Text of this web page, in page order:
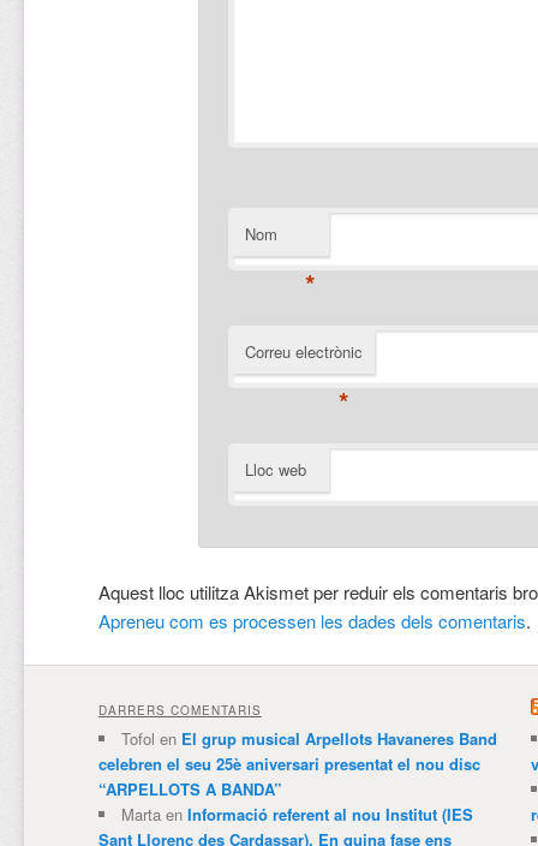
Nom
*
Correu electrònic
*
Lloc web
Aquest lloc utilitza Akismet per reduir els comentaris
Apreneu com es processen les dades dels comentaris.
DARRERS COMENTARIS
Tofol en El grup musical Arpellots Havaneres Band
celebren el seu 25è aniversari presentat el nou disc
“ARPELLOTS A BANDA”
Martaen Informació referent al nou Institut (IES
Sant Llorenç des Cardassar). En quina fase ens